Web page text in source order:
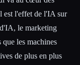
est l'effet de l'IA sur
le marketing
les machines
de plus en plus